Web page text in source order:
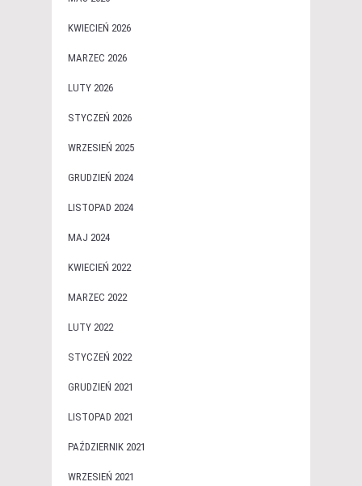
KWIECIEŃ 2026
MARZEC 2026
LUTY 2026
STYCZEŃ 2026
WRZESIEŃ 2025
GRUDZIEŃ 2024
LISTOPAD 2024
MAJ 2024
KWIECIEŃ 2022
MARZEC 2022
LUTY 2022
STYCZEŃ 2022
GRUDZIEŃ 2021
LISTOPAD 2021
PAŹDZIERNIK 2021
WRZESIEŃ 2021